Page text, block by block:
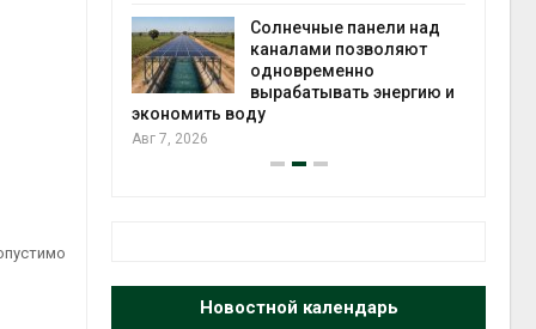
Солнечные панели над
каналами позволяют
одновременно
вырабатывать энергию и
экономить воду
Авг 7, 2026
Новостной календарь